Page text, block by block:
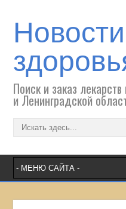
Новости
Поиск и заказ
и Ленинградской